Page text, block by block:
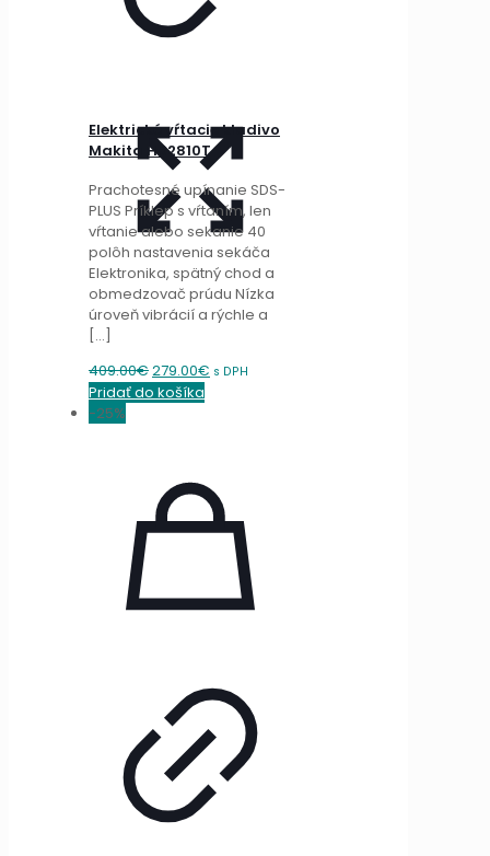
Elektrické vŕtacie kladivo
Makita HR2810T
Prachotesné upínanie SDS-
PLUS Príklep s vŕtaním, len
vŕtanie alebo sekanie 40
polôh nastavenia sekáča
Elektronika, spätný chod a
obmedzovač prúdu Nízka
úroveň vibrácií a rýchle a
[…]
409.00€Original
price
279.00€ Current
s DPH
Pridať do košíka
-25%